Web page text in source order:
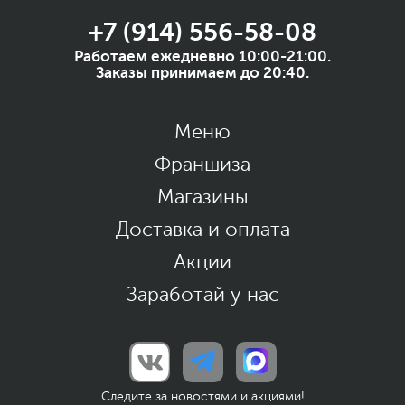
+7 (914) 556-58-08
Работаем ежедневно 10:00-21:00.
Заказы принимаем до 20:40.
Меню
Франшиза
Магазины
Доставка и оплата
Акции
Заработай у нас
Следите за новостями и акциями!